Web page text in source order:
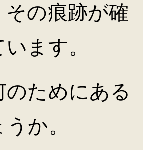
の痕跡が確
ます。
のためにある
か。